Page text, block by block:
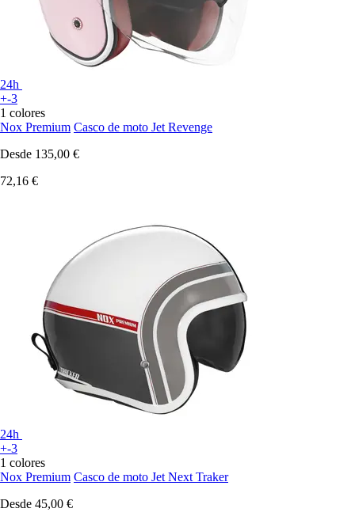
24h
+-3
1 colores
Nox Premium Casco de moto Jet Revenge
Desde 135,00 €
72,16 €
24h
+-3
1 colores
Nox Premium Casco de moto Jet Next Traker
Desde 45,00 €